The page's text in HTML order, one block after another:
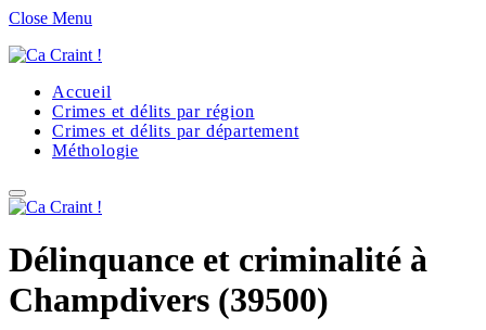
Close Menu
Accueil
Crimes et délits par région
Crimes et délits par département
Méthologie
Délinquance et criminalité à
Champdivers (39500)